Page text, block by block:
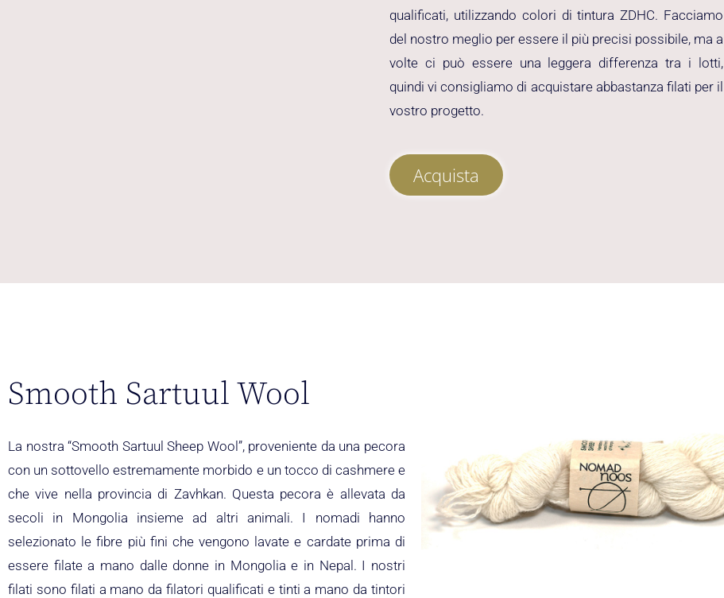
qualificati, utilizzando colori di tintura ZDHC. Facciamo
del nostro meglio per essere il più precisi possibile, ma a
volte ci può essere una leggera differenza tra i lotti,
quindi vi consigliamo di acquistare abbastanza filati per il
vostro progetto.
Acquista
Smooth Sartuul Wool
La nostra “Smooth Sartuul Sheep Wool”, proveniente da una pecora
con un sottovello estremamente morbido e un tocco di cashmere e
che vive nella provincia di Zavhkan. Questa pecora è allevata da
secoli in Mongolia insieme ad altri animali. I nomadi hanno
selezionato le fibre più fini che vengono lavate e cardate prima di
essere filate a mano dalle donne in Mongolia e in Nepal. I nostri
filati sono filati a mano da filatori qualificati e tinti a mano da tintori